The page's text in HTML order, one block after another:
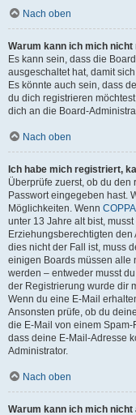
Nach oben
Warum kann ich mich
Es kann sein, dass die
ausgeschaltet hat, damit
Es könnte auch sein, dass
du dich registrieren
dich an die Board-
Nach oben
Ich habe mich registriert,
Überprüfe zuerst, ob du
Passwort eingegeben hast.
Möglichkeiten. Wenn COPPA
unter 13 Jahre alt bist,
Erziehungsberechtigten
dies nicht der Fall ist, muss
einigen Boards müssen alle
werden – entweder musst
der Registrierung wurde dir
Wenn du eine E-Mail
Ansonsten prüfe, ob du
die E-Mail von einem
dass deine E-Mail-Adresse
Administrator.
Nach oben
Warum kann ich mich nicht